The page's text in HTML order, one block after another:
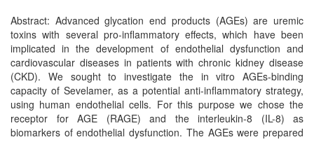
Abstract: Advanced glycation end products (AGEs) are uremic
toxins with several pro-inflammatory effects, which have been
implicated in the development of endothelial dysfunction and
cardiovascular diseases in patients with chronic kidney disease
(CKD). We sought to investigate the in vitro AGEs-binding
capacity of Sevelamer, as a potential anti-inflammatory strategy,
using human endothelial cells. For this purpose we chose the
receptor for AGE (RAGE) and the interleukin-8 (IL-8) as
biomarkers of endothelial dysfunction. The AGEs were prepared